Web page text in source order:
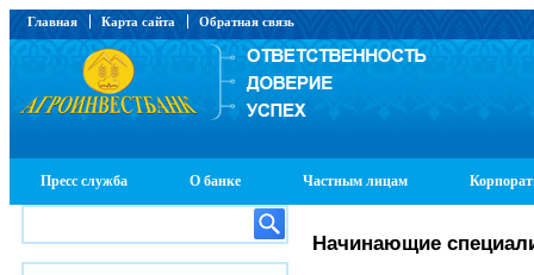
Главная Карта сайта Обратная связь
Пресс служба О банке Частным лицам
Начинающие